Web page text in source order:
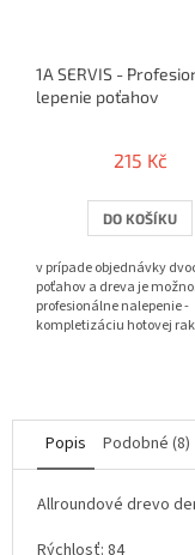
1A SERVIS -
lepenie poťahov
215 Kč
DO KOŠÍKU
v prípade objednávky
poťahov a dreva je
profesionálne nalepenie -
kompletizáciu hotovej
Popis Podobné (8)
Allroundové drevo
Rýchlosť: 84